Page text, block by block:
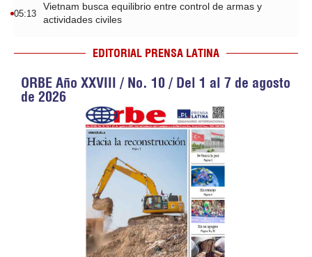
05:13
Vietnam busca equilibrio entre control de armas y
actividades civiles
EDITORIAL PRENSA LATINA
ORBE Año XXVIII / No. 10 / Del 1 al 7 de agosto
de 2026